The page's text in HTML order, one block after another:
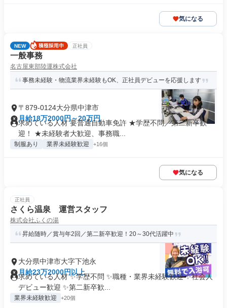
気になる
NEW 正社員
一般事務
名古屋東部陸運株式会社
事務未経験・物流業界未経験もOK、正社員デビューを応援します
〒879-0124大分県中津市
月給18万2000円～20万円
求めている人材 要普通自動車免許 ★学歴不問／第二新卒歓
迎！ ★未経験者大歓迎、事務職...
制服あり 業界未経験歓迎 +16個
気になる
正社員
さくら温泉 運営スタッフ
株式会社ふくの湯
昇給随時／賞与年2回／第二新卒歓迎！20～30代活躍中
大分県中津市大字下池永
月給23万2000円以上
求めている人材 ✨学歴不問 ✨職種・業界未経験歓迎 ✨社会人
デビュー歓迎 ✨第二新卒歓...
業界未経験歓迎 +20個